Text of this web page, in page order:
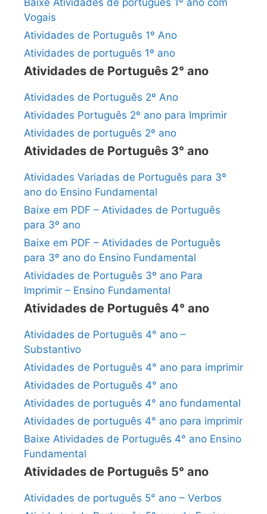
Vogais
Atividades de Português 1º Ano
Atividades de português 1º ano
Atividades de Português 2° ano
Atividades de Português 2º Ano
Atividades Português 2º ano para Imprimir
Atividades de português 2º ano
Atividades de Português 3° ano
Atividades Variadas de Português para 3º
ano do Ensino Fundamental
Baixe em PDF – Atividades de Português
para 3º ano
Baixe em PDF – Atividades de Português
para 3º ano do Ensino Fundamental
Atividades de Português 3º ano Para
Imprimir – Ensino Fundamental
Atividades de Português 4° ano
Atividades de Português 4° ano –
Substantivo
Atividades de Português 4° ano para imprimir
Atividades de Português 4° ano
Atividades de português 4° ano fundamental
Atividades de português 4° ano para imprimir
Baixe Atividades de Português 4° ano Ensino
Fundamental
Atividades de Português 5° ano
Atividades de português 5° ano – Verbos